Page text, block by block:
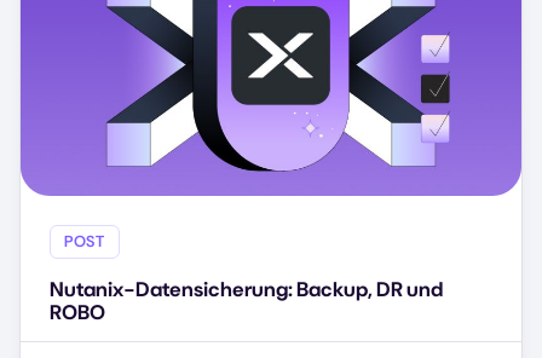
POST
Nutanix-Datensicherung: Backup, DR und
ROBO